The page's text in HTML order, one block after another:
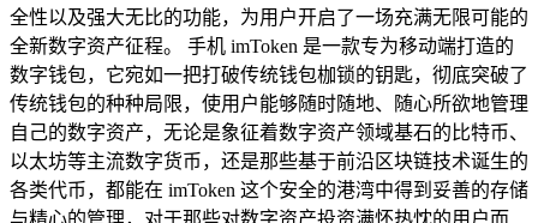
全性以及强大无比的功能，为用户开启了一场充满无限可能的
全新数字资产征程。 手机 imToken 是一款专为移动端打造的
数字钱包，它宛如一把打破传统钱包枷锁的钥匙，彻底突破了
传统钱包的种种局限，使用户能够随时随地、随心所欲地管理
自己的数字资产，无论是象征着数字资产领域基石的比特币、
以太坊等主流数字货币，还是那些基于前沿区块链技术诞生的
各类代币，都能在 imToken 这个安全的港湾中得到妥善的存储
与精心的管理，对于那些对数字资产投资满怀热忱的用户而